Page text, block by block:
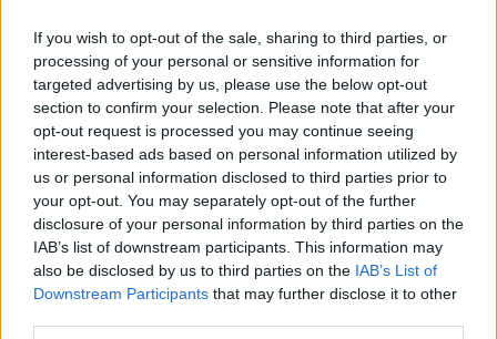
If you wish to opt-out of the sale, sharing to third parties, or
processing of your personal or sensitive information for
targeted advertising by us, please use the below opt-out
section to confirm your selection. Please note that after your
opt-out request is processed you may continue seeing
interest-based ads based on personal information utilized by
us or personal information disclosed to third parties prior to
your opt-out. You may separately opt-out of the further
disclosure of your personal information by third parties on the
IAB’s list of downstream participants. This information may
also be disclosed by us to third parties on the IAB’s List of
Downstream Participants that may further disclose it to other
CAMPIONATI E COMPETIZIONI